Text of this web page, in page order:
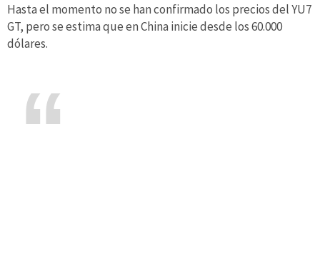
Hasta el momento no se han confirmado los precios del YU7
GT, pero se estima que en China inicie desde los 60.000
dólares.